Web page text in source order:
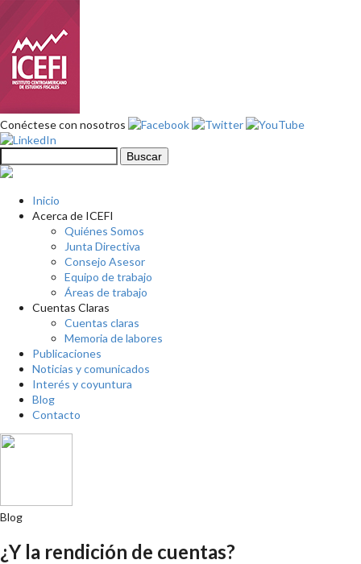
Pasar al contenido principal
Conéctese con nosotros
Formulario de búsqueda
Inicio
Acerca de ICEFI
Quiénes Somos
Junta Directiva
Consejo Asesor
Equipo de trabajo
Áreas de trabajo
Cuentas Claras
Cuentas claras
Memoria de labores
Publicaciones
Noticias y comunicados
Interés y coyuntura
Blog
Contacto
Blog
¿Y la rendición de cuentas?